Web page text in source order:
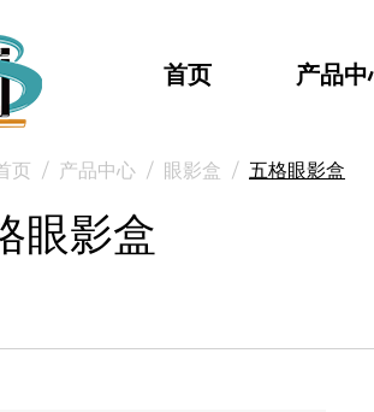
首页 产品中
页 / 产品中心 / 眼影盒 / 五格眼影盒
眼影盒